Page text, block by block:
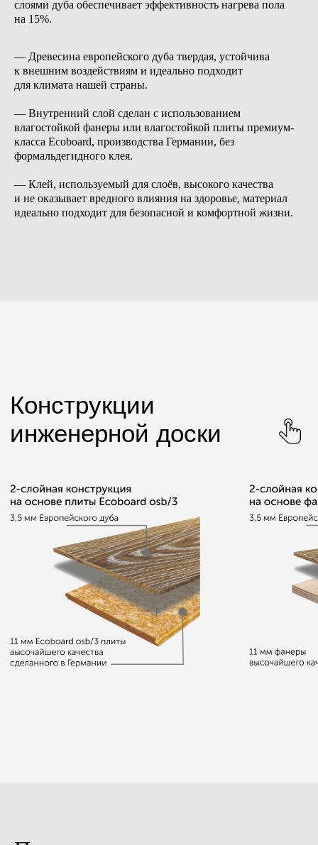
слоями дуба обеспечивает эффективность нагрева пола
на 15%.
— Древесина европейского дуба твердая, устойчива
к внешним воздействиям и идеально подходит
для климата нашей страны.
— Внутренний слой сделан с использованием
влагостойкой фанеры или влагостойкой плиты премиум-
класса Ecoboard, производства Германии, без
формальдегидного клея.
— Клей, используемый для слоёв, высокого качества
и не оказывает вредного влияния на здоровье, материал
идеально подходит для безопасной и комфортной жизни.
Верх: дубовый шпон, гладкий
Основа: дуб
Толщина: 12 мм
Высота: 68 мм
Цвет: Alyvuota
Верх: дубовый шпон,
брашированный
Основа: дуб
Длина: 2500 мм
Цвет: RAL 9003
Верх: пропитанная бумага,
Основа: влагостойкий МДФ
Толщина: 12 мм
Верх: дубовый шпон, гладкий
Основа: колючий дуб
Толщина: 12 мм
Высота: 90 мм
Длина: 2500 мм
Цвет: Alyvuota